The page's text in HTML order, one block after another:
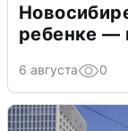
ребенке —
6 августа 0